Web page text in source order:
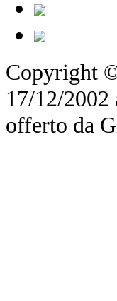
Copyright
17/12/
offerto da